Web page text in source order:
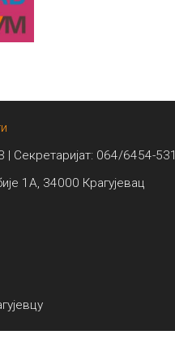
Секретаријат: 064/6454-531
1А, 34000 Крагујевац